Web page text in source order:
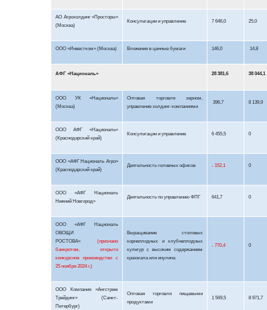
АО Агрохолдинг «Просторы»
(Москва)
Консультации и управление 7 646,0 25,0
ООО «Инвестком» (Москва) Вложения в ценные бумаги 146,0 14,8
АФГ «Националь» 28 381,6 38 044,1
ООО УК «Националь»
(Москва)
Оптовая торговля зерном,
управление холдинг-компаниями
396,7 8 139,9
ООО АФГ «Националь»
(Краснодарский край)
Консультации и управление 6 455,5 0
ООО «АФГ Националь Агро»
(Краснодарский край)
Деятельность головных офисов - 152,1 0
ООО «АФГ Националь
Нижний Новгород»
Деятельность по управлению ФПГ 641,7 0
ООО «АФГ Националь
ОВОЩИ
РОСТОВА» (признано
банкротом, открыто
конкурсное производство с
25 ноября 2024 г.)
Выращивание столовых
корнеплодных и клубнеплодных
культур с высоким содержанием
крахмала или инулина
- 770,4 0
ООО Компания «Ангстрем
Трейдинг» (Санкт-
Петербург)
Оптовая торговля пищевыми
продуктами
1 569,5 8 971,7